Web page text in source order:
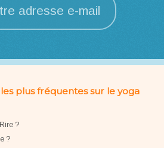
adresse e-mail
plus fréquentes sur le yoga
?
?